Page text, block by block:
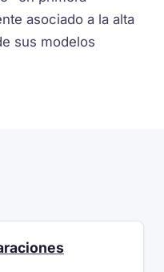
asociado a la alta
sus modelos